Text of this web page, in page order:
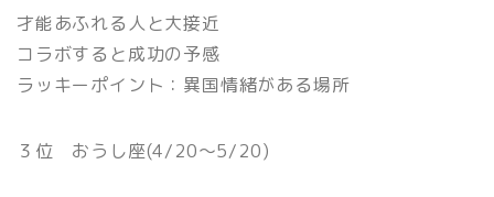
才能あふれる人と大接近
コラボすると成功の予感
ラッキーポイント：異国情緒がある場所
３位 おうし座(4/20〜5/20)